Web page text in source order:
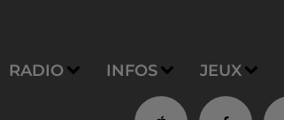
RADIO INFOS JEUX